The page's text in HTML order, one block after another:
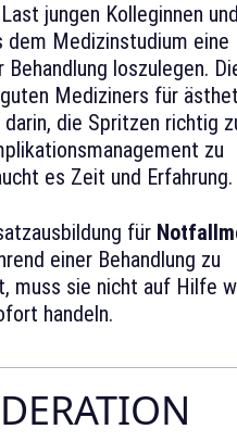
jungen Kolleginnen
Medizinstudium eine
loszulegen.
Mediziners für
die Spritzen richtig
zu
es Zeit und Erfahrung.
für
einer Behandlung zu
muss sie nicht auf Hilfe
handeln.